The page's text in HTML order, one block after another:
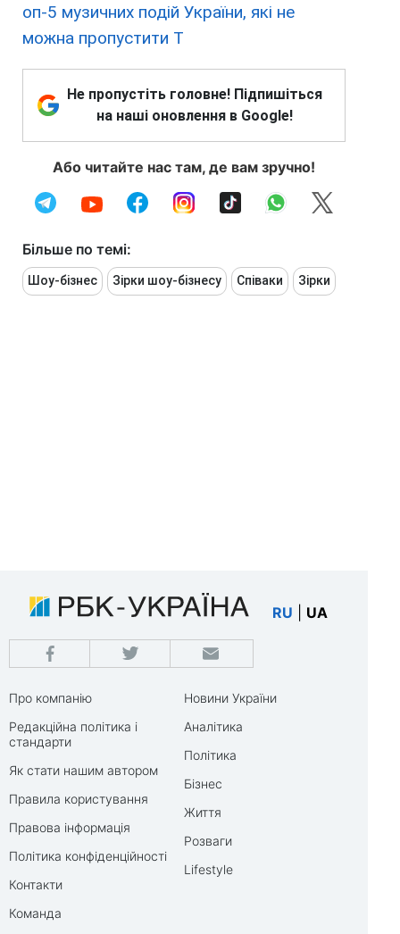
оп-5 музичних подій України, які не
можна пропустити Т
Не пропустіть головне! Підпишіться
на наші оновлення в Google!
Або читайте нас там, де вам зручно!
Більше по темі:
Шоу-бізнес Зірки шоу-бізнесу Співаки Зірки
RU UA
Про компанію
Редакційна політика і
стандарти
Як стати нашим автором
Правила користування
Правова інформація
Політика конфіденційності
Контакти
Команда
Новини України
Аналітика
Політика
Бізнес
Життя
Розваги
Lifestyle